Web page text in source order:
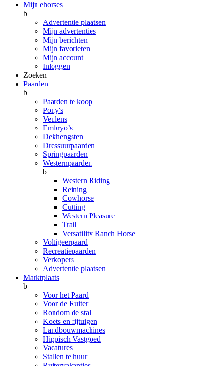
Mijn ehorses
b
Advertentie plaatsen
Mijn advertenties
Mijn berichten
Mijn favorieten
Mijn account
Inloggen
Zoeken
Paarden
b
Paarden te koop
Pony's
Veulens
Embryo’s
Dekhengsten
Dressuurpaarden
Springpaarden
Westernpaarden
b
Western Riding
Reining
Cowhorse
Cutting
Western Pleasure
Trail
Versatility Ranch Horse
Voltigeerpaard
Recreatiepaarden
Verkopers
Advertentie plaatsen
Marktplaats
b
Voor het Paard
Voor de Ruiter
Rondom de stal
Koets en rijtuigen
Landbouwmachines
Hippisch Vastgoed
Vacatures
Stallen te huur